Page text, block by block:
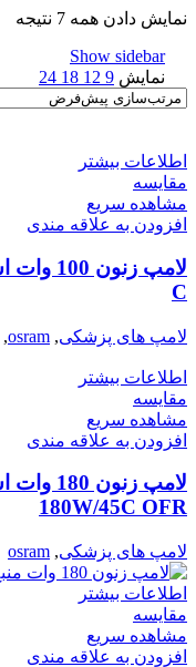
نمایش دادن همه 7 نتیجه
Show sidebar
نمایش 9
12
18
24
اطلاعات بیشتر
مقایسه
مشاهده سریع
افزودن به علاقه مندی
C
لامپ های پزشکی,
osram
,
اطلاعات بیشتر
مقایسه
مشاهده سریع
افزودن به علاقه مندی
180W/45C OFR
لامپ های پزشکی,
osram
اطلاعات بیشتر
مقایسه
مشاهده سریع
افزودن به علاقه مندی